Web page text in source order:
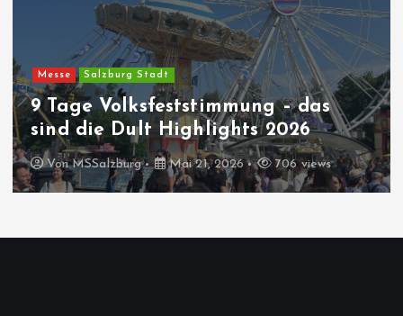
Messe Salzburg Stadt
9 Tage Volksfeststimmung – das
sind die Dult Highlights 2026
VonMSSalzburg Mai 21, 2026 706 views